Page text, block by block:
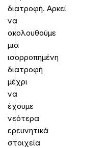
διατροφή. Αρκεί
να
ακολουθούμε
μια
ισορροπημένη
διατροφή
μέχρι
να
έχουμε
νεότερα
ερευνητικά
στοιχεία